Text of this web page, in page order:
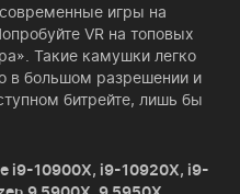
игры на
VR на топовых
Такие камушки легко
в большом разрешении и
битрейте, лишь бы
i9-10900X, i9-10920X, i9-